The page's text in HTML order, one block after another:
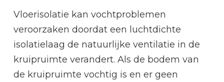
Vloerisolatie kan vochtproblemen
veroorzaken doordat een luchtdichte
isolatielaag de natuurlijke ventilatie in de
kruipruimte verandert. Als de bodem van
de kruipruimte vochtig is en er geen